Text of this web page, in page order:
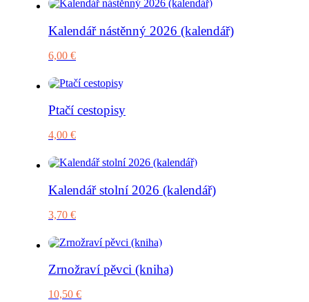
Kalendář nástěnný 2026 (kalendář)
6,00 €
Ptačí cestopisy
4,00 €
Kalendář stolní 2026 (kalendář)
3,70 €
Zrnožraví pěvci (kniha)
10,50 €